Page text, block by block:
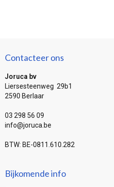
Contacteer ons
Joruca bv
Liersesteenweg 29b1
2590 Berlaar
03 298 56 09
info@joruca.be
BTW: BE-0811.610.282
Bijkomende info